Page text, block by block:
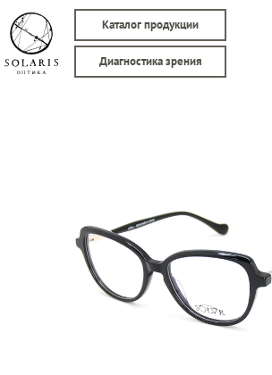
Каталог продукции
Диагностика зрения